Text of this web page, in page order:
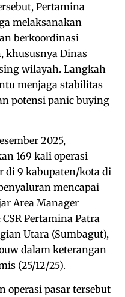
Pertamina
melaksanakan
berkoordinasi
khususnya Dinas
wilayah. Langkah
menjaga stabilitas
potensi panic buying
2025,
169 kali operasi
di 9 kabupaten/kota di
mencapai
Area Manager
Pertamina Patra
Utara (Sumbagut),
dalam keterangan
(25/12/25).
operasi pasar tersebut